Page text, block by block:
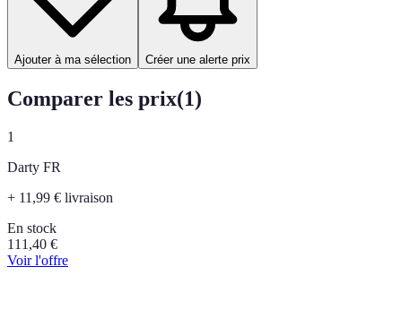
Ajouter à ma sélection Créer une alerte prix
Comparer les prix(1)
1
Darty FR
+ 11,99 € livraison
En stock
111,40 €
Voir l'offre